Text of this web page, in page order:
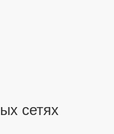
сетях